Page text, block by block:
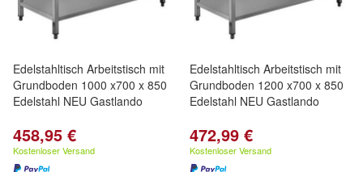
Edelstahltisch Arbeitstisch mit
Grundboden 1000 x700 x 850
Edelstahl NEU Gastlando
458,95 €
Kostenloser Versand
Edelstahltisch Arbeitstisch mit
Grundboden 1200 x700 x 850
Edelstahl NEU Gastlando
472,99 €
Kostenloser Versand